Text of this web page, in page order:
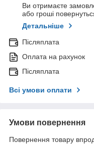
Ви отримаєте
або гроші
Детальніше
Післяплата
Оплата на рахунок
Післяплата
Всі умови оплати
Умови повернення
Повернення товару